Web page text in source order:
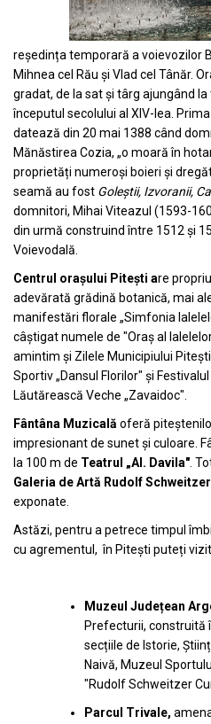
reședința temporară a voievozilor
Mihnea cel Rău și Vlad cel Tânăr.
gradat, de la sat și târg ajungând
începutul secolului al XIV-lea.
datează din 20 mai 1388 când
Mănăstirea Cozia, „o moară în
proprietăți numeroși boieri și
seamă au fost Goleștii, Izvoranii,
domnitori, Mihai Viteazul (1593-
din urmă construind între 1512 și
Voievodală.
Centrul orașului Pitești are
adevărată grădină botanică, mai
manifestări florale „Simfonia
câştigat numele de "Oraş al
amintim și Zilele Municipiului
Sportiv „Dansul Florilor" și
Lăutărească Veche „Zavaidoc".
Fântâna Muzicală oferă
impresionant de sunet și culoare.
la 100 m de Teatrul „Al. Davila" .
Galeria de Artă Rudolf
exponate.
Astăzi, pentru a petrece timpul
cu agrementul, în Pitești puteți
Muzeul Județean
Prefecturii, construită
secțiile de Istorie,
Naivă, Muzeul
"Rudolf Schweitzer
Parcul Trivale,